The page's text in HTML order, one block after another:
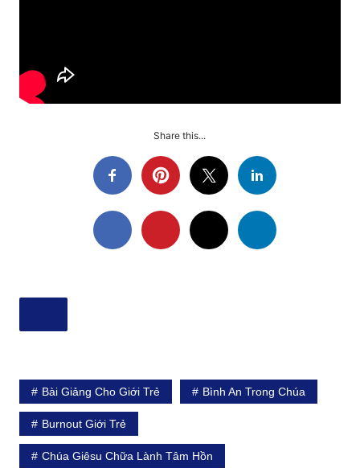
Share this...
Bài Giảng Cho Giới Trẻ Bình An Trong Chúa
Burnout Giới Trẻ
Chúa Giêsu Chữa Lành Tâm Hồn